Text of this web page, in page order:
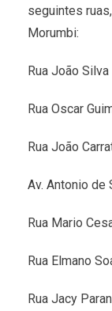
seguintes
Morumbi:
Rua João Silva
Rua Oscar
Rua João
Av. Antonio de
Rua Mario
Rua Elmano
Rua Jacy